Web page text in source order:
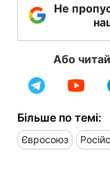
Не
Або
Більше по темі:
Євросоюз